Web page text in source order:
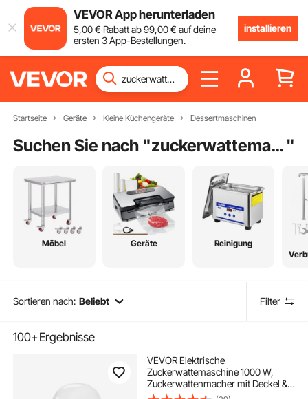
VEVOR App herunterladen
5,00€ Rabatt ab99,00€ auf deine
ersten 3 App-Bestellungen.
installieren
Startseite Geräte Kleine Küchengeräte Dessertmaschinen
Suchen Sie nach " zuckerwattemaschine edelstahl "
Möbel Geräte
Reinigung
Sortieren nach: Beliebt Filter
100+Ergebnisse
VEVOR Elektrische
Zuckerwattemaschine 1000 W,
Zuckerwattenmacher mit Deckel &
Edelstahlschüssel & Zuckerlöffel,